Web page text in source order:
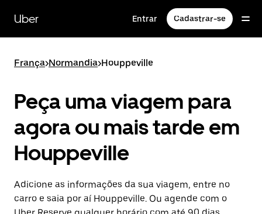
para
conteúdo
Uber Entrar Cadastrar-se
França>Normandia>Houppeville
Peça uma viagem para
agora ou mais tarde em
Houppeville
Adicione as informações da sua viagem, entre no
carro e saia por aí Houppeville. Ou agende com o